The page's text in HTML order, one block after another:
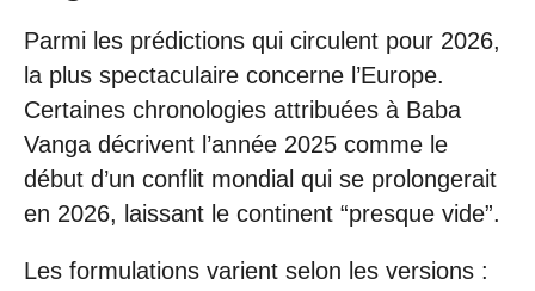
Parmi les prédictions qui circulent pour 2026,
la plus spectaculaire concerne l’Europe.
Certaines chronologies attribuées à Baba
Vanga décrivent l’année 2025 comme le
début d’un conflit mondial qui se prolongerait
en 2026, laissant le continent “presque vide”.
Les formulations varient selon les versions :